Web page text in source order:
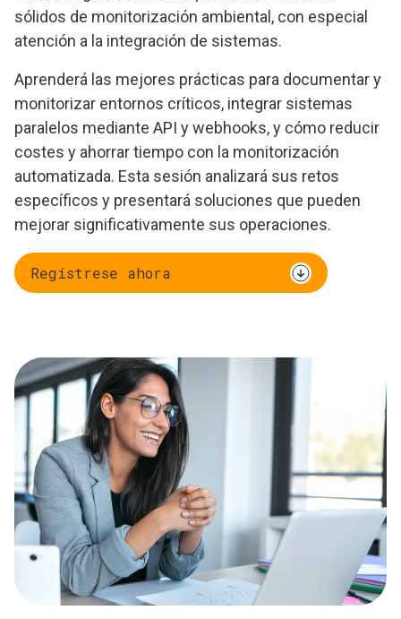
sólidos de monitorización ambiental, con especial
atención a la integración de sistemas.
Aprenderá las mejores prácticas para documentar y
monitorizar entornos críticos, integrar sistemas
paralelos mediante API y webhooks, y cómo reducir
costes y ahorrar tiempo con la monitorización
automatizada. Esta sesión analizará sus retos
específicos y presentará soluciones que pueden
mejorar significativamente sus operaciones.
Regístrese ahora